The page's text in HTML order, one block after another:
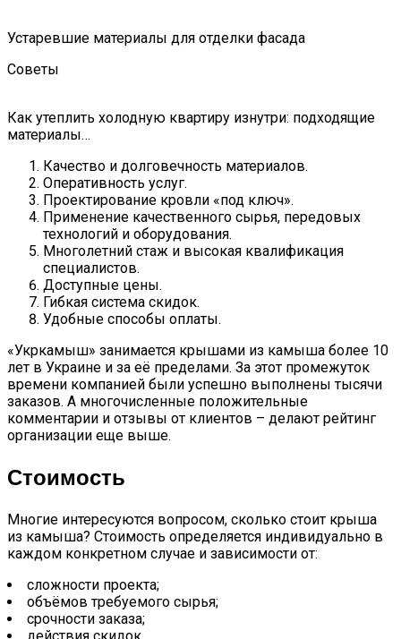
Устаревшие материалы для отделки фасада
Советы
Как утеплить холодную квартиру изнутри: подходящие
материалы…
Качество и долговечность материалов.
Оперативность услуг.
Проектирование кровли «под ключ».
Применение качественного сырья, передовых
технологий и оборудования.
Многолетний стаж и высокая квалификация
специалистов.
Доступные цены.
Гибкая система скидок.
Удобные способы оплаты.
«Укркамыш» занимается крышами из камыша более 10
лет в Украине и за её пределами. За этот промежуток
времени компанией были успешно выполнены тысячи
заказов. А многочисленные положительные
комментарии и отзывы от клиентов – делают рейтинг
организации еще выше.
Стоимость
Многие интересуются вопросом, сколько стоит крыша
из камыша? Стоимость определяется индивидуально в
каждом конкретном случае и зависимости от:
сложности проекта;
объёмов требуемого сырья;
срочности заказа;